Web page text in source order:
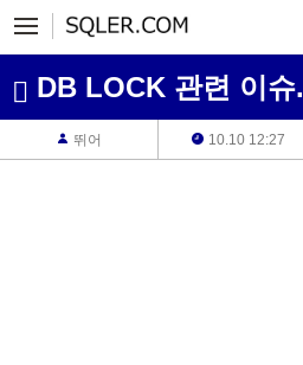
DB LOCK 관련 이슈.
뛰어 10.10 12:27